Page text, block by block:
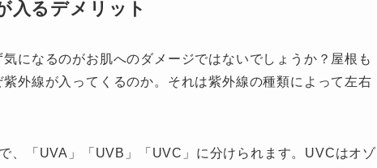
入るデメリット
になるのがお肌へのダメージではないでしょうか？屋根も
外線が入ってくるのか。それは紫外線の種類によって左右
、「UVA」「UVB」「UVC」に分けられます。UVCはオゾ